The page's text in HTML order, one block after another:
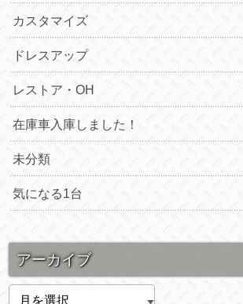
カスタマイズ
ドレスアップ
レストア・OH
在庫車入庫しました！
未分類
気になる1台
アーカイブ